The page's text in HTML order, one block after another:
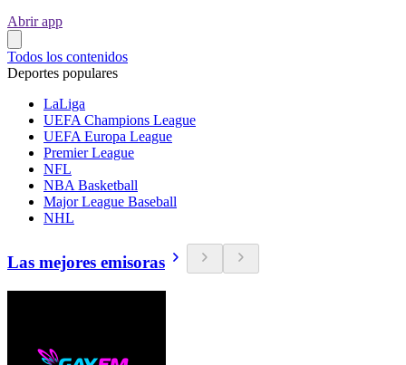
Abrir app
Todos los contenidos
Deportes populares
LaLiga
UEFA Champions League
UEFA Europa League
Premier League
NFL
NBA Basketball
Major League Baseball
NHL
Las mejores emisoras